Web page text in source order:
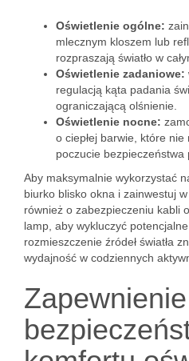
Oświetlenie ogólne:
mlecznym kloszem lub
rozpraszają światło w
Oświetlenie zadaniowe:
regulacją kąta padania
ograniczającą olśnienie.
Oświetlenie nocne:
o ciepłej barwie, które
poczucie bezpieczeństwa
Aby maksymalnie wykorzystać
biurko blisko okna i zainwestuj
również o zabezpieczeniu kabli
lamp, aby wykluczyć
rozmieszczenie źródeł światła
wydajność w codziennych
Zapewnienie